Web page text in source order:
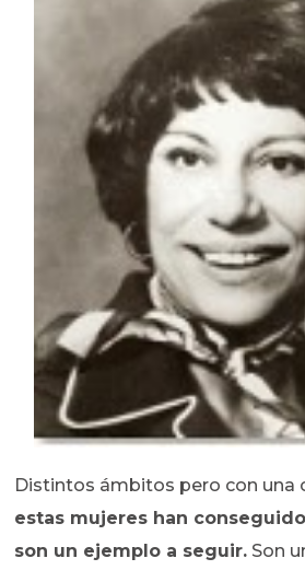
Distintos ámbitos pero con una
estas mujeres han
son un ejemplo a seguir. Son